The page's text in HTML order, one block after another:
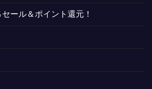
ール＆ポイント還元！